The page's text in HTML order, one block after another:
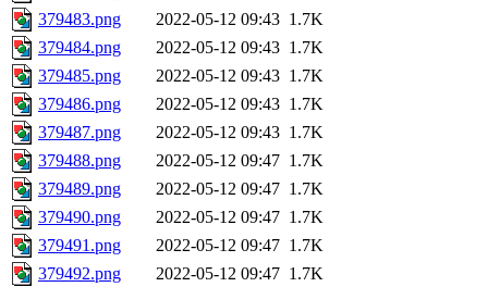
379483.png
2022-05-12 09:43 1.7K
379484.png
2022-05-12 09:43 1.7K
379485.png
2022-05-12 09:43 1.7K
379486.png
2022-05-12 09:43 1.7K
379487.png
2022-05-12 09:43 1.7K
379488.png
2022-05-12 09:47 1.7K
379489.png
2022-05-12 09:47 1.7K
379490.png
2022-05-12 09:47 1.7K
379491.png
2022-05-12 09:47 1.7K
379492.png
2022-05-12 09:47 1.7K